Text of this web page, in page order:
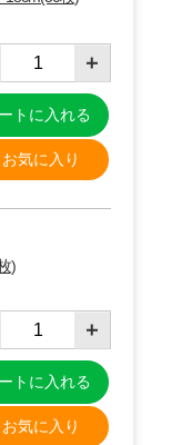
チ20cm 50枚 ※使用例
トに入れる
)
トに入れる